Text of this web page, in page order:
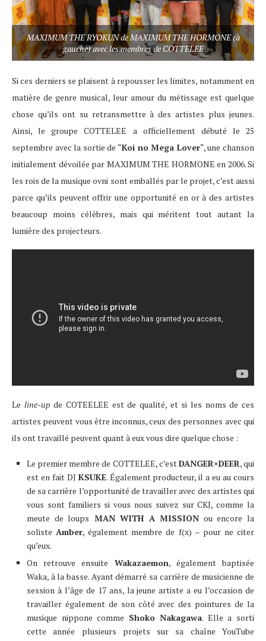
MAXIMUM THE RYOKUN de MAXIMUM THE HORMONE (à
gauche) avec les membres de COTTELEE
Si ces derniers se plaisent à repousser les limites, notamment en
matière de genre musical, leur amour du métissage est quelque
chose qu’ils ont su retransmettre à des artistes plus jeunes.
Ainsi, le groupe COTTELEE a officiellement débuté le 25
septembre avec la sortie de “Koi no Mega Lover“, une chanson
initialement dévoilée par MAXIMUM THE HORMONE en 2006. Si
les rois de la musique ovni sont emballés par le projet, c’est aussi
parce qu’ils peuvent offrir une opportunité en or à des artistes
beaucoup moins célèbres, mais qui méritent tout autant la
lumière des projecteurs.
Le line-up de COTEELEE est de qualité, et si les noms de ces
artistes peuvent vous être inconnus, ceux des personnes avec qui
ils ont travaillé peuvent quant à eux vous dire quelque chose :
Le premier membre de COTTELEE, c’estDANGER×DEER, qui
est en fait DJ KSUKE. Également producteur, il a eu au cours
de sa carrière l’opportunité de travailler avec des artistes qui
vous sont familiers si vous nous suivez sur CKJ, comme la
meute de loups MAN WITH A MISSION ou encore la
soliste Amber, également membre de f(x) – pour ne citer
qu’eux.
On retrouve ensuite Wakazaemon, également baptisée
Waka, à la basse. Ayant démarré sa carrière de musicienne de
session à l’âge de 17 ans, la jeune artiste a eu l’occasion de
travailler également de son côté avec des pointures de la
musique nippone comme Shoko Nakagawa. Elle a sorti
cette année plusieurs projets sur sa chaîne YouTube